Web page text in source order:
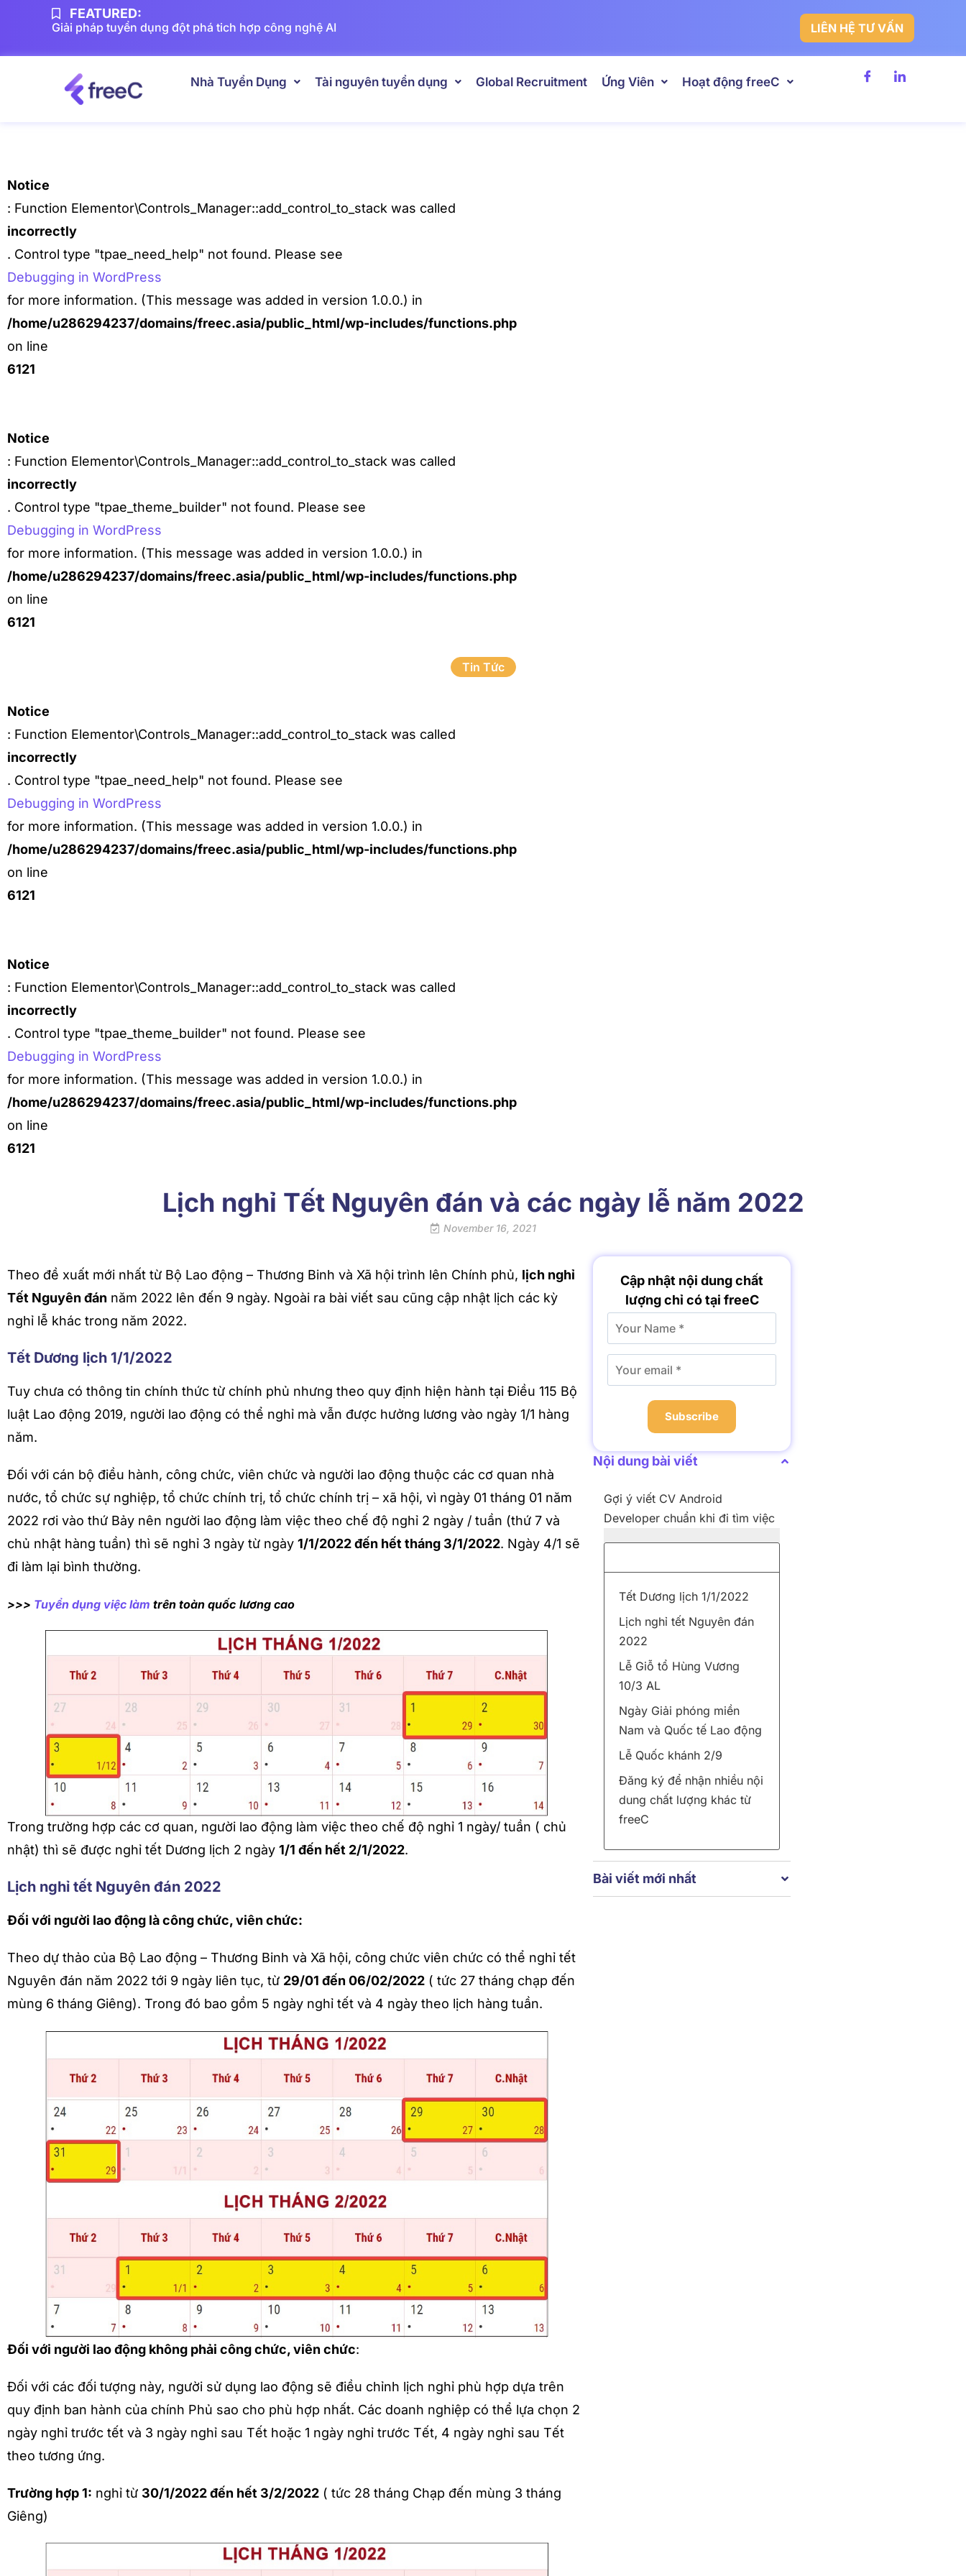
FEATURED:
Giải pháp tuyển dụng đột phá tich hợp công nghệ AI LIÊN HỆ TƯ VẤN
Nhà Tuyển Dụng Tài nguyên tuyển dụng Global Recruitment Ứng Viên Hoạt động freeC
Notice
: Function Elementor\Controls_Manager::add_control_to_stack was called
incorrectly
. Control type "tpae_need_help" not found. Please see
Debugging in WordPress
for more information. (This message was added in version 1.0.0.) in
/home/u286294237/domains/freec.asia/public_html/wp-includes/functions.php
on line
6121
Notice
: Function Elementor\Controls_Manager::add_control_to_stack was called
incorrectly
. Control type "tpae_theme_builder" not found. Please see
Debugging in WordPress
for more information. (This message was added in version 1.0.0.) in
/home/u286294237/domains/freec.asia/public_html/wp-includes/functions.php
on line
6121
Tin Tức
Notice
: Function Elementor\Controls_Manager::add_control_to_stack was called
incorrectly
. Control type "tpae_need_help" not found. Please see
Debugging in WordPress
for more information. (This message was added in version 1.0.0.) in
/home/u286294237/domains/freec.asia/public_html/wp-includes/functions.php
on line
6121
Notice
: Function Elementor\Controls_Manager::add_control_to_stack was called
incorrectly
. Control type "tpae_theme_builder" not found. Please see
Debugging in WordPress
for more information. (This message was added in version 1.0.0.) in
/home/u286294237/domains/freec.asia/public_html/wp-includes/functions.php
on line
6121
Lịch nghỉ Tết Nguyên đán và các ngày lễ năm 2022
November 16, 2021
Theo đề xuất mới nhất từ Bộ Lao động – Thương Binh và Xã hội trình lên Chính phủ, lịch nghỉ
Tết Nguyên đán năm 2022 lên đến 9 ngày. Ngoài ra bài viết sau cũng cập nhật lịch các kỳ
nghỉ lễ khác trong năm 2022.
Tết Dương lịch 1/1/2022
Tuy chưa có thông tin chính thức từ chính phủ nhưng theo quy định hiện hành tại Điều 115 Bộ
luật Lao động 2019, người lao động có thể nghỉ mà vẫn được hưởng lương vào ngày 1/1 hàng
năm.
Đối với cán bộ điều hành, công chức, viên chức và người lao động thuộc các cơ quan nhà
nước, tổ chức sự nghiệp, tổ chức chính trị, tổ chức chính trị – xã hội, vì ngày 01 tháng 01 năm
2022 rơi vào thứ Bảy nên người lao động làm việc theo chế độ nghỉ 2 ngày / tuần (thứ 7 và
chủ nhật hàng tuần) thì sẽ nghỉ 3 ngày từ ngày 1/1/2022 đến hết tháng 3/1/2022. Ngày 4/1 sẽ
đi làm lại bình thường.
>>> Tuyển dụng việc làm trên toàn quốc lương cao
Trong trường hợp các cơ quan, người lao động làm việc theo chế độ nghỉ 1 ngày/ tuần ( chủ
nhật) thì sẽ được nghỉ tết Dương lịch 2 ngày 1/1 đến hết 2/1/2022.
Lịch nghỉ tết Nguyên đán 2022
Đối với người lao động là công chức, viên chức:
Theo dự thảo của Bộ Lao động – Thương Binh và Xã hội, công chức viên chức có thể nghỉ tết
Nguyên đán năm 2022 tới 9 ngày liên tục, từ 29/01 đến 06/02/2022 ( tức 27 tháng chạp đến
mùng 6 tháng Giêng). Trong đó bao gồm 5 ngày nghỉ tết và 4 ngày theo lịch hàng tuần.
Đối với người lao động không phải công chức, viên chức:
Đối với các đối tượng này, người sử dụng lao động sẽ điều chỉnh lịch nghỉ phù hợp dựa trên
quy định ban hành của chính Phủ sao cho phù hợp nhất. Các doanh nghiệp có thể lựa chọn 2
ngày nghỉ trước tết và 3 ngày nghỉ sau Tết hoặc 1 ngày nghỉ trước Tết, 4 ngày nghỉ sau Tết
theo tương ứng.
Trường hợp 1: nghỉ từ 30/1/2022 đến hết 3/2/2022 ( tức 28 tháng Chạp đến mùng 3 tháng
Giêng)
Cập nhật nội dung chất
lượng chỉ có tại freeC
Subscribe
Nội dung bài viết
Gợi ý viết CV Android
Developer chuẩn khi đi tìm việc
Tết Dương lịch 1/1/2022
Lịch nghỉ tết Nguyên đán
2022
Lễ Giỗ tổ Hùng Vương
10/3 AL
Ngày Giải phóng miền
Nam và Quốc tế Lao động
Lễ Quốc khánh 2/9
Đăng ký để nhận nhiều nội
dung chất lượng khác từ
freeC
Bài viết mới nhất